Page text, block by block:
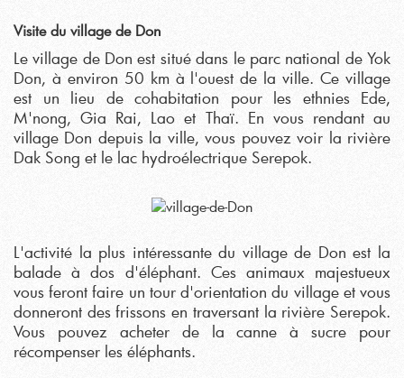
Visite du village de Don
Le village de Don est situé dans le parc national de Yok
Don, à environ 50 km à l'ouest de la ville. Ce village
est un lieu de cohabitation pour les ethnies Ede,
M'nong, Gia Rai, Lao et Thaï. En vous rendant au
village Don depuis la ville, vous pouvez voir la rivière
Dak Song et le lac hydroélectrique Serepok.
L'activité la plus intéressante du village de Don est la
balade à dos d'éléphant. Ces animaux majestueux
vous feront faire un tour d'orientation du village et vous
donneront des frissons en traversant la rivière Serepok.
Vous pouvez acheter de la canne à sucre pour
récompenser les éléphants.